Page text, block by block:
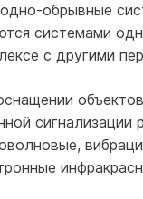
обрывные
системами
с другими
сигнализации